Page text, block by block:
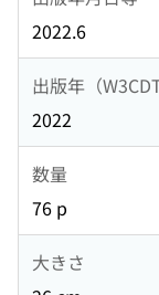
2022.6
出版年（
2022
数量
76 p
大きさ